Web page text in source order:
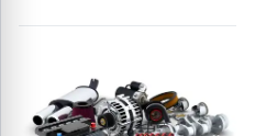
GMB VT191711 | OEM